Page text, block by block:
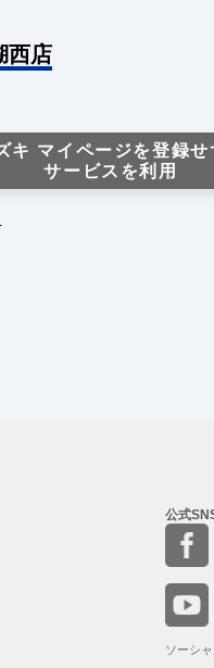
西店
キ マイページを登録せ
サービスを利用
公式
ソーシ